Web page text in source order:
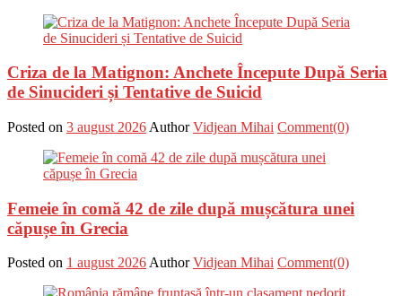
Criza de la Matignon: Anchete Începute După Seria
de Sinucideri și Tentative de Suicid
Posted on 3 august 2026 Author Vidjean Mihai Comment(0)
Femeie în comă 42 de zile după mușcătura unei
căpușe în Grecia
Posted on 1 august 2026 Author Vidjean Mihai Comment(0)